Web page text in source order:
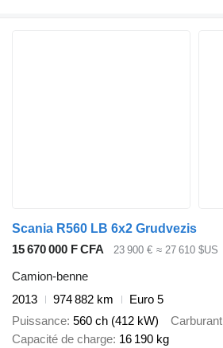
Scania R560 LB 6x2 Grudvezis
15 670 000 F CFA
23 900 € ≈ 27 610 $US
Camion-benne
2013
974 882 km
Euro 5
Puissance 560 ch (412 kW) Carburant
Capacité de charge 16 190 kg